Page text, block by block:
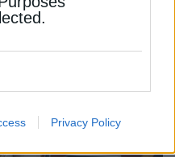
Privacy Policy